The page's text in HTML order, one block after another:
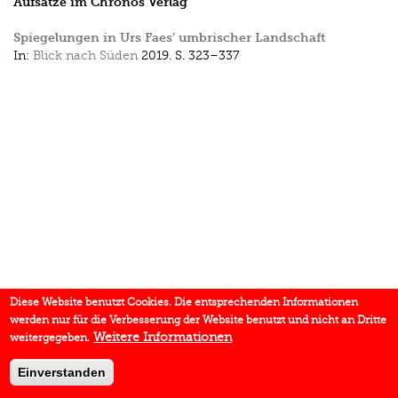
Spiegelungen in Urs Faes’ umbrischer Landschaft
In: Blick nach Süden 2019. S. 323–337
Diese Website benutzt Cookies. Die entsprechenden Informationen
werden nur für die Verbesserung der Website benutzt und nicht an Dritte
weitergegeben. Weitere Informationen
Einverstanden